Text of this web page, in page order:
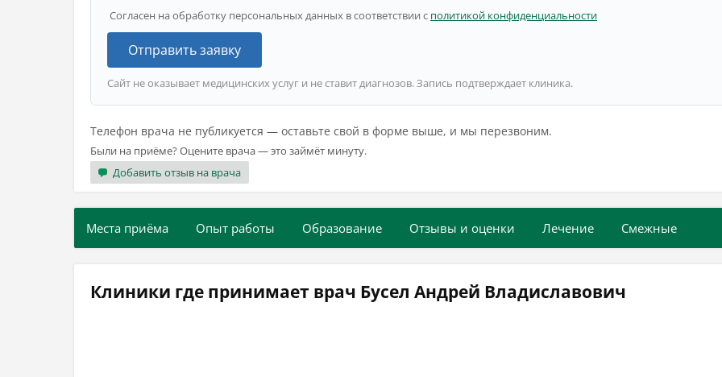
Согласен на обработку персональных данных в соответствии с политикой конфиденциальности
Отправить заявку
Сайт не оказывает медицинских услуг и не ставит диагнозов. Запись подтверждает клиника.
Телефон врача не публикуется — оставьте свой в форме выше, и мы перезвоним.
Были на приёме? Оцените врача — это займёт минуту.
Добавить отзыв на врача
Места приёма Опыт работы Образование Отзывы и оценки Лечение Смежные
Клиники где принимает врач Бусел Андрей Владиславович